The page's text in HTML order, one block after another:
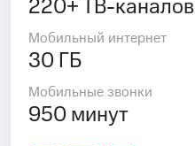
220+ ТВ-каналов
Мобильный интернет
30 ГБ
Мобильные звонки
950 минут